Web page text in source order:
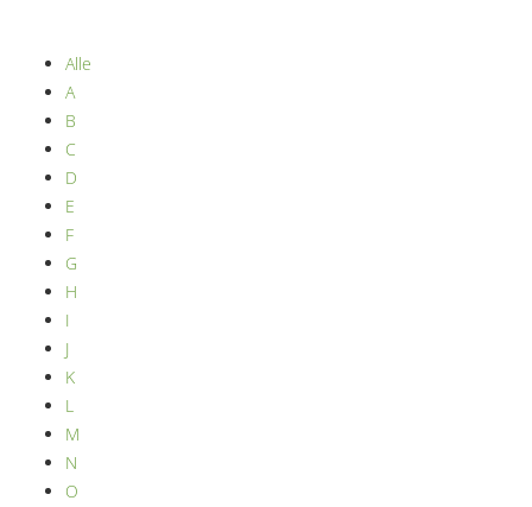
Alle
A
B
C
D
E
F
G
H
I
J
K
L
M
N
O